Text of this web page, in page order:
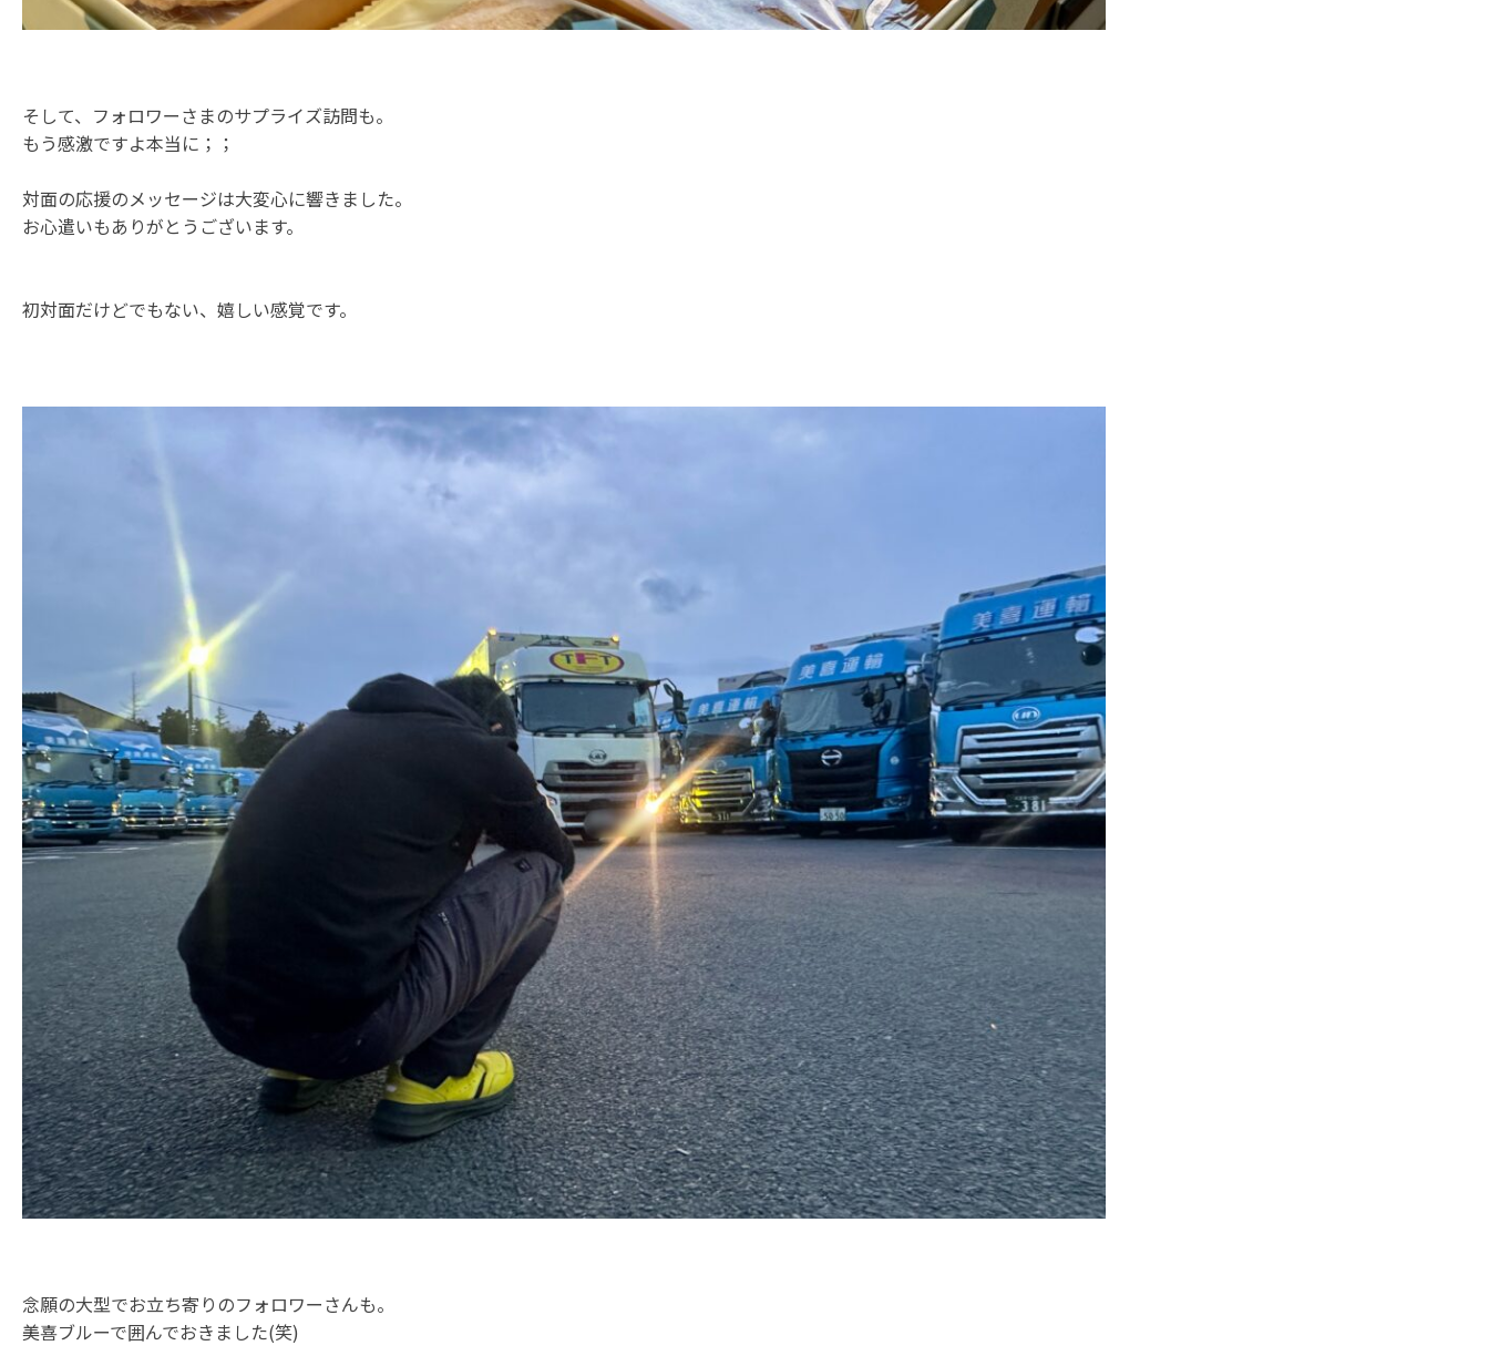
そして、フォロワーさまのサプライズ訪問も。
もう感激ですよ本当に；；
対面の応援のメッセージは大変心に響きました。
お心遣いもありがとうございます。
初対面だけどでもない、嬉しい感覚です。
念願の大型でお立ち寄りのフォロワーさんも。
美喜ブルーで囲んでおきました(笑)